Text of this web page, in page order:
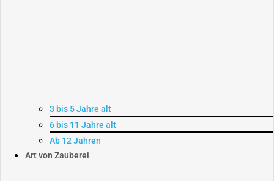
3 bis 5 Jahre alt
6 bis 11 Jahre alt
Ab 12 Jahren
Art von Zauberei